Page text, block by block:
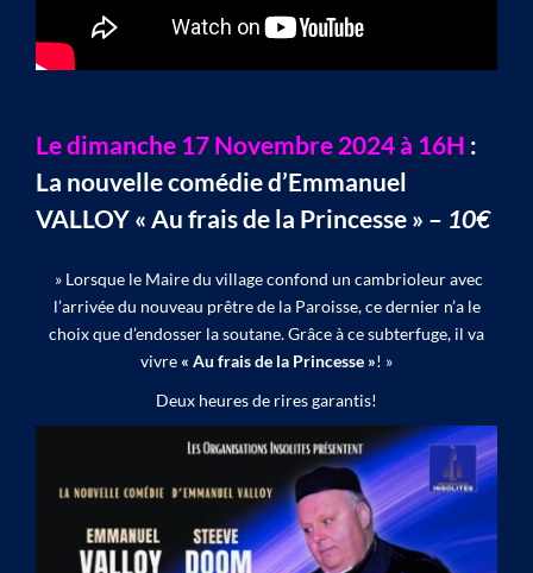
Le dimanche 17 Novembre 2024 à 16H :
La nouvelle comédie d’Emmanuel
VALLOY « Au frais de la Princesse » – 10€
» Lorsque le Maire du village confond un cambrioleur avec
l’arrivée du nouveau prêtre de la Paroisse, ce dernier n’a le
choix que d’endosser la soutane. Grâce à ce subterfuge, il va
vivre « Au frais de la Princesse »! »
Deux heures de rires garantis!